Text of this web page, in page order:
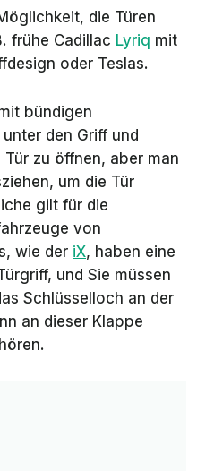
die Türen
frühe Cadillac Lyriq mit
oder Teslas.
bündigen
den Griff und
zu öffnen, aber man
um die Tür
gilt für die
von
wie der iX, haben eine
und Sie müssen
Schlüsselloch an der
an dieser Klappe